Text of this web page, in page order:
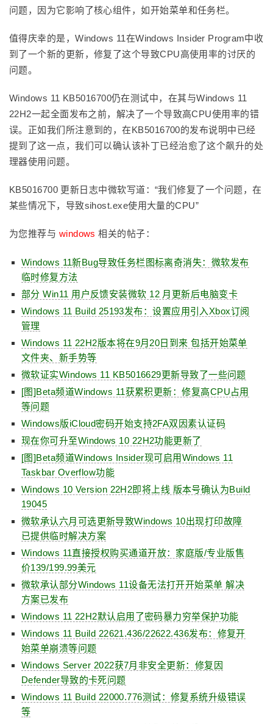
问题，因为它影响了核心组件，如开始菜单和任务栏。
值得庆幸的是，Windows 11在Windows Insider Program中收
到了一个新的更新，修复了这个导致CPU高使用率的讨厌的
问题。
Windows 11 KB5016700仍在测试中，在其与Windows 11
22H2一起全面发布之前，解决了一个导致高CPU使用率的错
误。正如我们所注意到的，在KB5016700的发布说明中已经
提到了这一点，我们可以确认该补丁已经治愈了这个飙升的处
理器使用问题。
KB5016700 更新日志中微软写道：“我们修复了一个问题，在
某些情况下，导致sihost.exe使用大量的CPU”
为您推荐与 windows 相关的帖子：
Windows 11新Bug导致任务栏图标离奇消失：微软发布
临时修复方法
部分 Win11 用户反馈安装微软 12 月更新后电脑变卡
Windows 11 Build 25193发布：设置应用引入Xbox订阅
管理
Windows 11 22H2版本将在9月20日到来 包括开始菜单
文件夹、新手势等
微软证实Windows 11 KB5016629更新导致了一些问题
[图]Beta频道Windows 11获累积更新：修复高CPU占用
等问题
Windows版iCloud密码开始支持2FA双因素认证码
现在你可升至Windows 10 22H2功能更新了
[图]Beta频道Windows Insider现可启用Windows 11
Taskbar Overflow功能
Windows 10 Version 22H2即将上线 版本号确认为Build
19045
微软承认六月可选更新导致Windows 10出现打印故障
已提供临时解决方案
Windows 11直接授权购买通道开放：家庭版/专业版售
价139/199.99美元
微软承认部分Windows 11设备无法打开开始菜单 解决
方案已发布
Windows 11 22H2默认启用了密码暴力穷举保护功能
Windows 11 Build 22621.436/22622.436发布：修复开
始菜单崩溃等问题
Windows Server 2022获7月非安全更新：修复因
Defender导致的卡死问题
Windows 11 Build 22000.776测试：修复系统升级错误
等